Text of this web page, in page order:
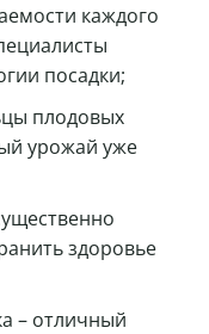
каждого
посадки;
плодовых
урожай уже
здоровье
– отличный